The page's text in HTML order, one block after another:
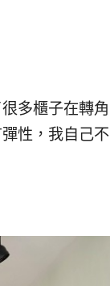
多櫃子在轉角
性，我自己不